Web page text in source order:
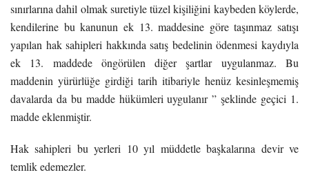
sınırlarına dahil olmak suretiyle tüzel kişiliğini kaybeden köylerde,
kendilerine bu kanunun ek 13. maddesine göre taşınmaz satışı
yapılan hak sahipleri hakkında satış bedelinin ödenmesi kaydıyla
ek 13. maddede öngörülen diğer şartlar uygulanmaz. Bu
maddenin yürürlüğe girdiği tarih itibariyle henüz kesinleşmemiş
davalarda da bu madde hükümleri uygulanır ” şeklinde geçici 1.
madde eklenmiştir.
Hak sahipleri bu yerleri 10 yıl müddetle başkalarına devir ve
temlik edemezler.